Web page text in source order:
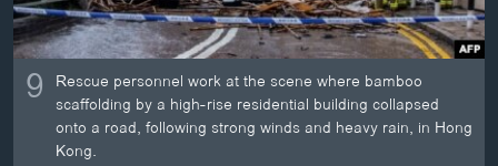
ວີດີໂອ
ສຽງ
ລາຍການກະຈາຍສຽງ
ລາຍງານ
ຕິດຕາມພວກເຮົາ ທີ່
9 Rescue personnel work at the scene where bamboo
scaffolding by a high-rise residential building collapsed
onto a road, following strong winds and heavy rain, in Hong
Kong.